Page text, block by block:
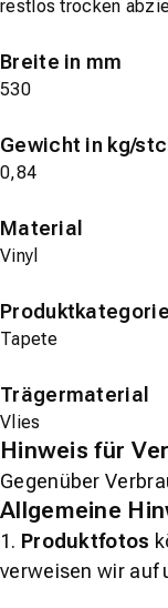
restlos trocken
Breite in mm
530
Gewicht in kg/
0,84
Material
Vinyl
Produktkategorie
Tapete
Trägermaterial
Vlies
Hinweis für
Gegenüber
Allgemeine
1. Produktfotos
verweisen wir auf